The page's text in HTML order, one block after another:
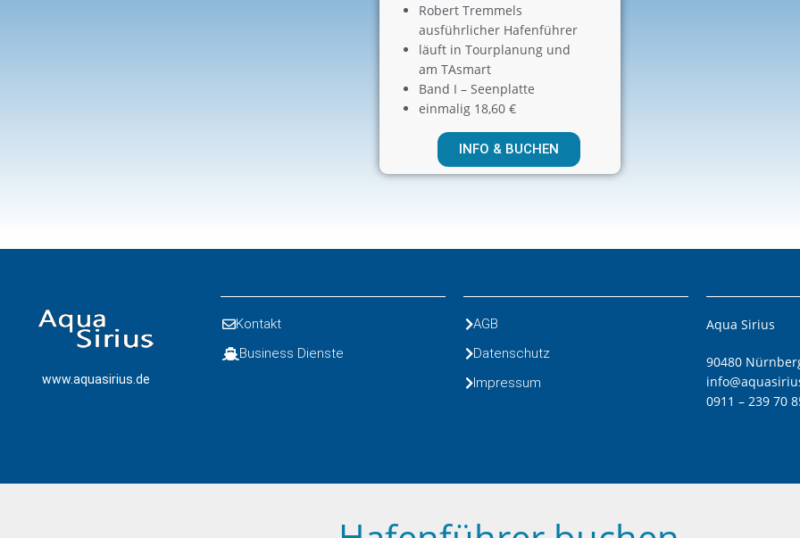
Robert Tremmels
ausführlicher Hafenführer
läuft in Tourplanung und
am TAsmart
Band I – Seenplatte
einmalig 18,60 €
INFO & BUCHEN
www.aquasirius.de
Kontakt
Business Dienste
AGB
Datenschutz
Impressum
Aqua Sirius
90480
0911 – 239 70